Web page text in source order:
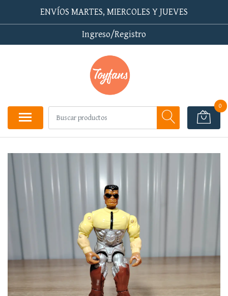
ENVÍOS MARTES, MIERCOLES Y JUEVES
Ingreso/Registro
0